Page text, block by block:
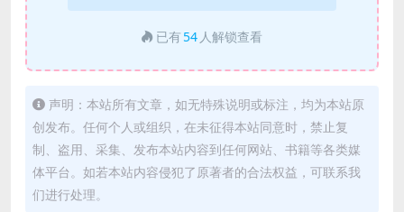
已有 54 人解锁查看
声明：本站所有文章，如无特殊说明或标注，均为本站原
创发布。任何个人或组织，在未征得本站同意时，禁止复
制、盗用、采集、发布本站内容到任何网站、书籍等各类媒
体平台。如若本站内容侵犯了原著者的合法权益，可联系我
们进行处理。